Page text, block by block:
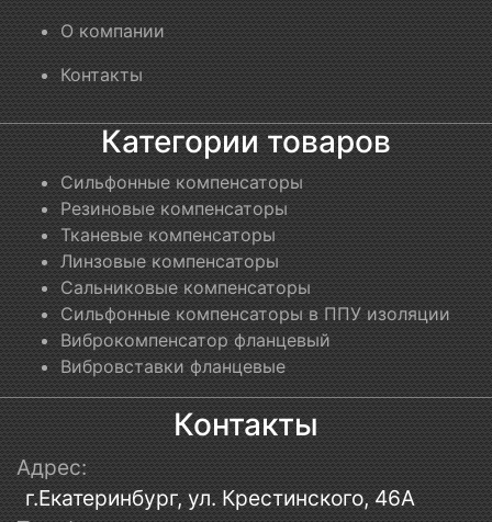
О компании
Контакты
Категории товаров
Сильфонные компенсаторы
Резиновые компенсаторы
Тканевые компенсаторы
Линзовые компенсаторы
Сальниковые компенсаторы
Сильфонные компенсаторы в ППУ изоляции
Виброкомпенсатор фланцевый
Вибровставки фланцевые
Контакты
Адрес:
г.Екатеринбург, ул. Крестинского, 46А